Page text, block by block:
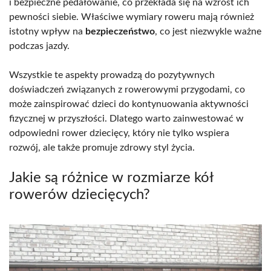
i bezpieczne pedałowanie, co przekłada się na wzrost ich
pewności siebie. Właściwe wymiary roweru mają również
istotny wpływ na bezpieczeństwo, co jest niezwykle ważne
podczas jazdy.
Wszystkie te aspekty prowadzą do pozytywnych
doświadczeń związanych z rowerowymi przygodami, co
może zainspirować dzieci do kontynuowania aktywności
fizycznej w przyszłości. Dlatego warto zainwestować w
odpowiedni rower dziecięcy, który nie tylko wspiera
rozwój, ale także promuje zdrowy styl życia.
Jakie są różnice w rozmiarze kół
rowerów dziecięcych?